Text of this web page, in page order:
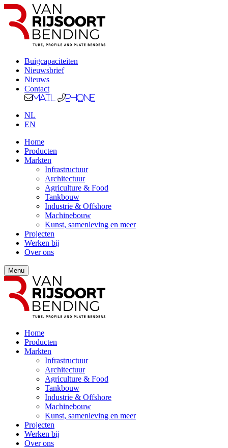
Buigcapaciteiten
Nieuwsbrief
Nieuws
Contact
Mail Phone
NL
EN
Home
Producten
Markten
Infrastructuur
Architectuur
Agriculture & Food
Tankbouw
Industrie & Offshore
Machinebouw
Kunst, samenleving en meer
Projecten
Werken bij
Over ons
Menu
Home
Producten
Markten
Infrastructuur
Architectuur
Agriculture & Food
Tankbouw
Industrie & Offshore
Machinebouw
Kunst, samenleving en meer
Projecten
Werken bij
Over ons